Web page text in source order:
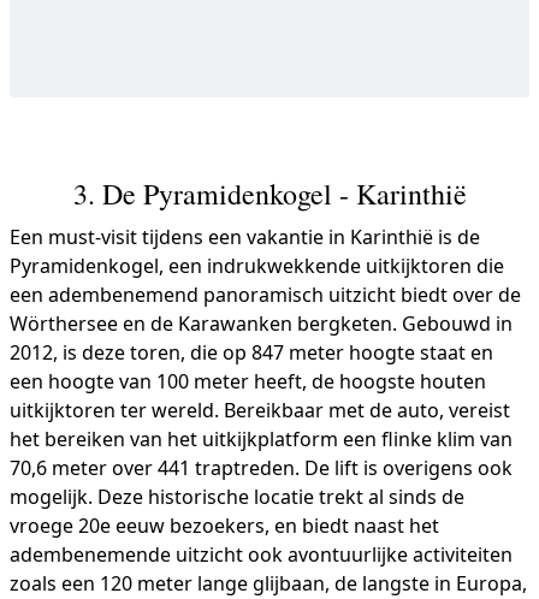
3. De Pyramidenkogel - Karinthië
Een must-visit tijdens een vakantie in Karinthië is de
Pyramidenkogel, een indrukwekkende uitkijktoren die
een adembenemend panoramisch uitzicht biedt over de
Wörthersee en de Karawanken bergketen. Gebouwd in
2012, is deze toren, die op 847 meter hoogte staat en
een hoogte van 100 meter heeft, de hoogste houten
uitkijktoren ter wereld. Bereikbaar met de auto, vereist
het bereiken van het uitkijkplatform een flinke klim van
70,6 meter over 441 traptreden. De lift is overigens ook
mogelijk. Deze historische locatie trekt al sinds de
vroege 20e eeuw bezoekers, en biedt naast het
adembenemende uitzicht ook avontuurlijke activiteiten
zoals een 120 meter lange glijbaan, de langste in Europa,